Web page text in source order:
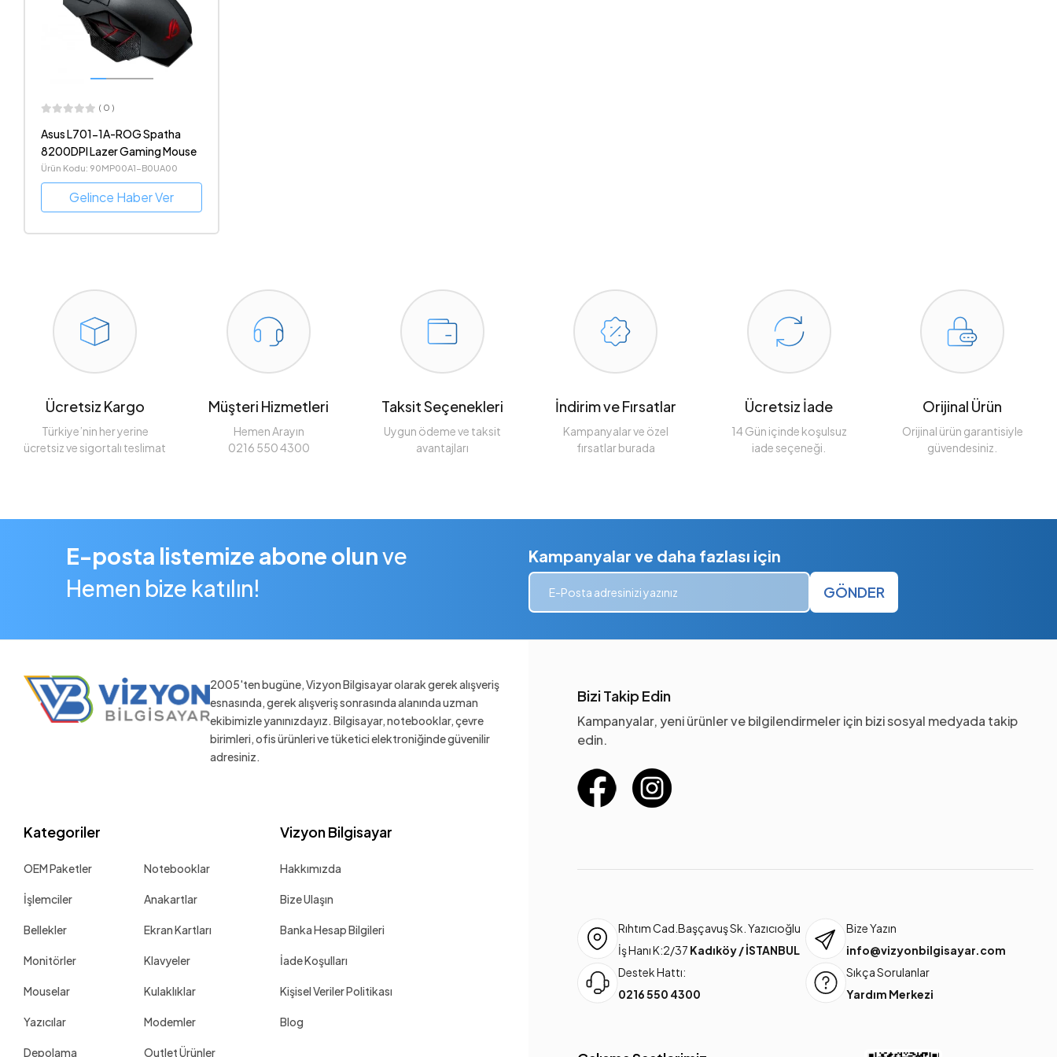
( 0 )
Asus L701-1A-ROG Spatha
8200DPI Lazer Gaming Mouse
Ürün Kodu: 90MP00A1-B0UA00
Gelince Haber Ver
Ücretsiz Kargo
Türkiye’nin her yerine
ücretsiz ve sigortalı teslimat
Müşteri Hizmetleri
Hemen Arayın
0216 550 4300
Taksit Seçenekleri
Uygun ödeme ve taksit
avantajları
İndirim ve Fırsatlar
Kampanyalar ve özel
fırsatlar burada
Ücretsiz İade
14 Gün içinde koşulsuz
iade seçeneği.
Orijinal Ürün
Orijinal ürün garantisiyle
güvendesiniz.
E-posta listemize abone olunve
Hemen bize katılın!
Kampanyalar ve daha fazlası için
GÖNDER
2005'ten bugüne, Vizyon Bilgisayar olarak gerek alışveriş
esnasında, gerek alışveriş sonrasında alanında uzman
ekibimizle yanınızdayız. Bilgisayar, notebooklar, çevre
birimleri, ofis ürünleri ve tüketici elektroniğinde güvenilir
adresiniz.
Kategoriler
OEM Paketler Notebooklar
İşlemciler Anakartlar
Bellekler Ekran Kartları
Monitörler Klavyeler
Mouselar Kulaklıklar
Yazıcılar Modemler
Depolama Outlet Ürünler
Vizyon Bilgisayar
Hakkımızda
Bize Ulaşın
Banka Hesap Bilgileri
İade Koşulları
Kişisel Veriler Politikası
Blog
Bizi Takip Edin
Kampanyalar, yeni ürünler ve bilgilendirmeler için bizi sosyal medyada takip
edin.
Rıhtım Cad.Başçavuş Sk. Yazıcıoğlu
İş Hanı K:2/37 Kadıköy / İSTANBUL
Bize Yazın
info@vizyonbilgisayar.com
Destek Hattı:
0216 550 4300
Sıkça Sorulanlar
Yardım Merkezi